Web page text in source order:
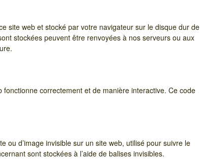
site web et stocké par votre navigateur sur le disque dur de
stockées peuvent être renvoyées à nos serveurs ou aux
correctement et de manière interactive. Ce code
ou d’image invisible sur un site web, utilisé pour suivre le
sont stockées à l’aide de balises invisibles.